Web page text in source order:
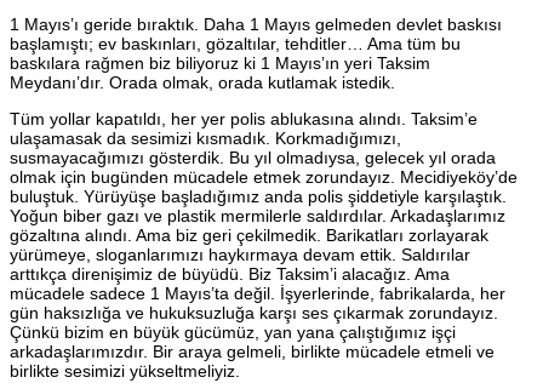
1 Mayıs’ı geride bıraktık. Daha 1 Mayıs gelmeden devlet baskısı
başlamıştı; ev baskınları, gözaltılar, tehditler… Ama tüm bu
baskılara rağmen biz biliyoruz ki 1 Mayıs’ın yeri Taksim
Meydanı’dır. Orada olmak, orada kutlamak istedik.
Tüm yollar kapatıldı, her yer polis ablukasına alındı. Taksim’e
ulaşamasak da sesimizi kısmadık. Korkmadığımızı,
susmayacağımızı gösterdik. Bu yıl olmadıysa, gelecek yıl orada
olmak için bugünden mücadele etmek zorundayız. Mecidiyeköy’de
buluştuk. Yürüyüşe başladığımız anda polis şiddetiyle karşılaştık.
Yoğun biber gazı ve plastik mermilerle saldırdılar. Arkadaşlarımız
gözaltına alındı. Ama biz geri çekilmedik. Barikatları zorlayarak
yürümeye, sloganlarımızı haykırmaya devam ettik. Saldırılar
arttıkça direnişimiz de büyüdü. Biz Taksim’i alacağız. Ama
mücadele sadece 1 Mayıs’ta değil. İşyerlerinde, fabrikalarda, her
gün haksızlığa ve hukuksuzluğa karşı ses çıkarmak zorundayız.
Çünkü bizim en büyük gücümüz, yan yana çalıştığımız işçi
arkadaşlarımızdır. Bir araya gelmeli, birlikte mücadele etmeli ve
birlikte sesimizi yükseltmeliyiz.